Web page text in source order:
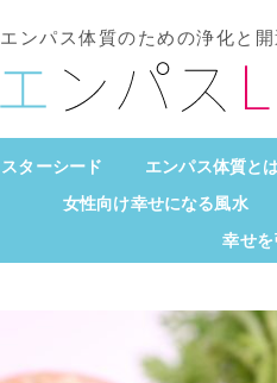
エンパス体質のための浄化と
スターシード エンパス体質と
女性向け幸せになる風水
幸せ